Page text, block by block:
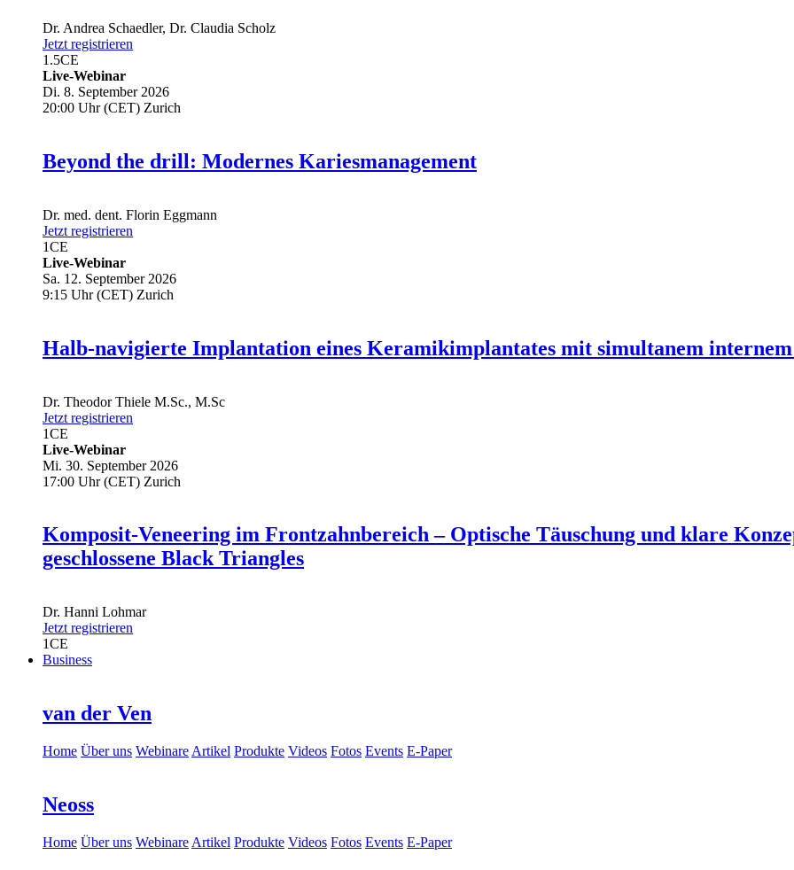
Dr. Andrea Schaedler, Dr. Claudia Scholz
Jetzt registrieren
1.5CE
Live-Webinar
Di. 8. September 2026
20:00 Uhr (CET) Zurich
Beyond the drill: Modernes Kariesmanagement
Dr. med. dent. Florin Eggmann
Jetzt registrieren
1CE
Live-Webinar
Sa. 12. September 2026
9:15 Uhr (CET) Zurich
Halb-navigierte Implantation eines Keramikimplantates mit simultanem
Dr. Theodor Thiele M.Sc., M.Sc
Jetzt registrieren
1CE
Live-Webinar
Mi. 30. September 2026
17:00 Uhr (CET) Zurich
Komposit-Veneering im Frontzahnbereich – Optische Täuschung und klare
geschlossene Black Triangles
Dr. Hanni Lohmar
Jetzt registrieren
1CE
Business
van der Ven
Home Über uns Webinare Artikel Produkte Videos Fotos Events E-Paper
Neoss
Home Über uns Webinare Artikel Produkte Videos Fotos Events E-Paper